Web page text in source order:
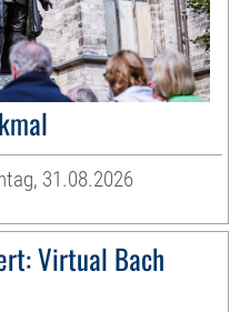
31.08.2026
Virtual Bach